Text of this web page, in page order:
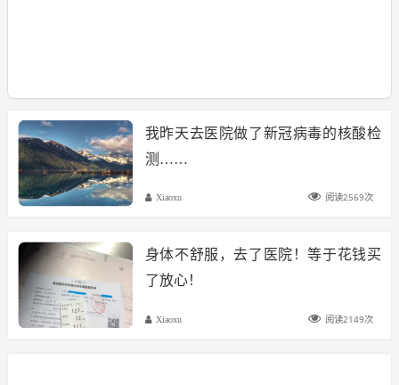
我昨天去医院做了新冠病毒的核酸检
测……
Xiaoxu 阅读2569次
身体不舒服，去了医院！等于花钱买
了放心！
Xiaoxu 阅读2149次